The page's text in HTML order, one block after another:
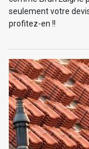
seulement votre
profitez-en !!